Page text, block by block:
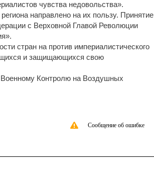
чувства недовольства».
направлено на их пользу. Принятие
с Верховной Главой Революции
стран на против империалистического
и защищающихся свою
Военному Контролю на Воздушных
Сообщение об ошибке